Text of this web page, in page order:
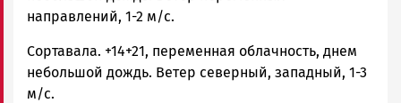
направлений, 1-2 м/с.
Сортавала. +14+21, переменная облачность, днем
небольшой дождь. Ветер северный, западный, 1-3
м/с.